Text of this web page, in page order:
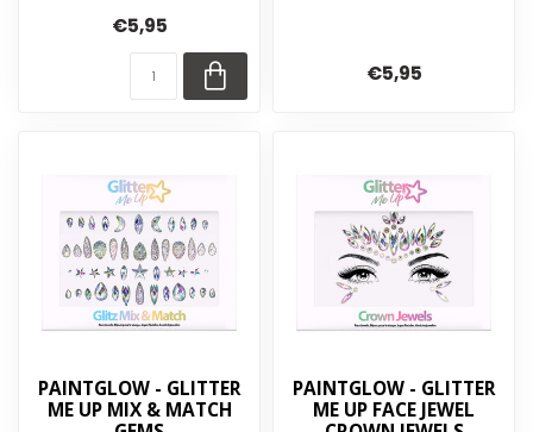
€5,95
€5,95
PAINTGLOW - GLITTER
ME UP MIX & MATCH
PAINTGLOW - GLITTER
ME UP FACE JEWEL